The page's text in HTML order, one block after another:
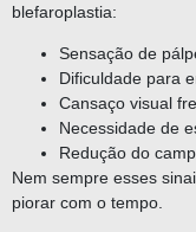
blefaroplastia:
Sensação de
Dificuldade para
Cansaço visual
Necessidade de
Redução do
Nem sempre esses
piorar com o tempo.